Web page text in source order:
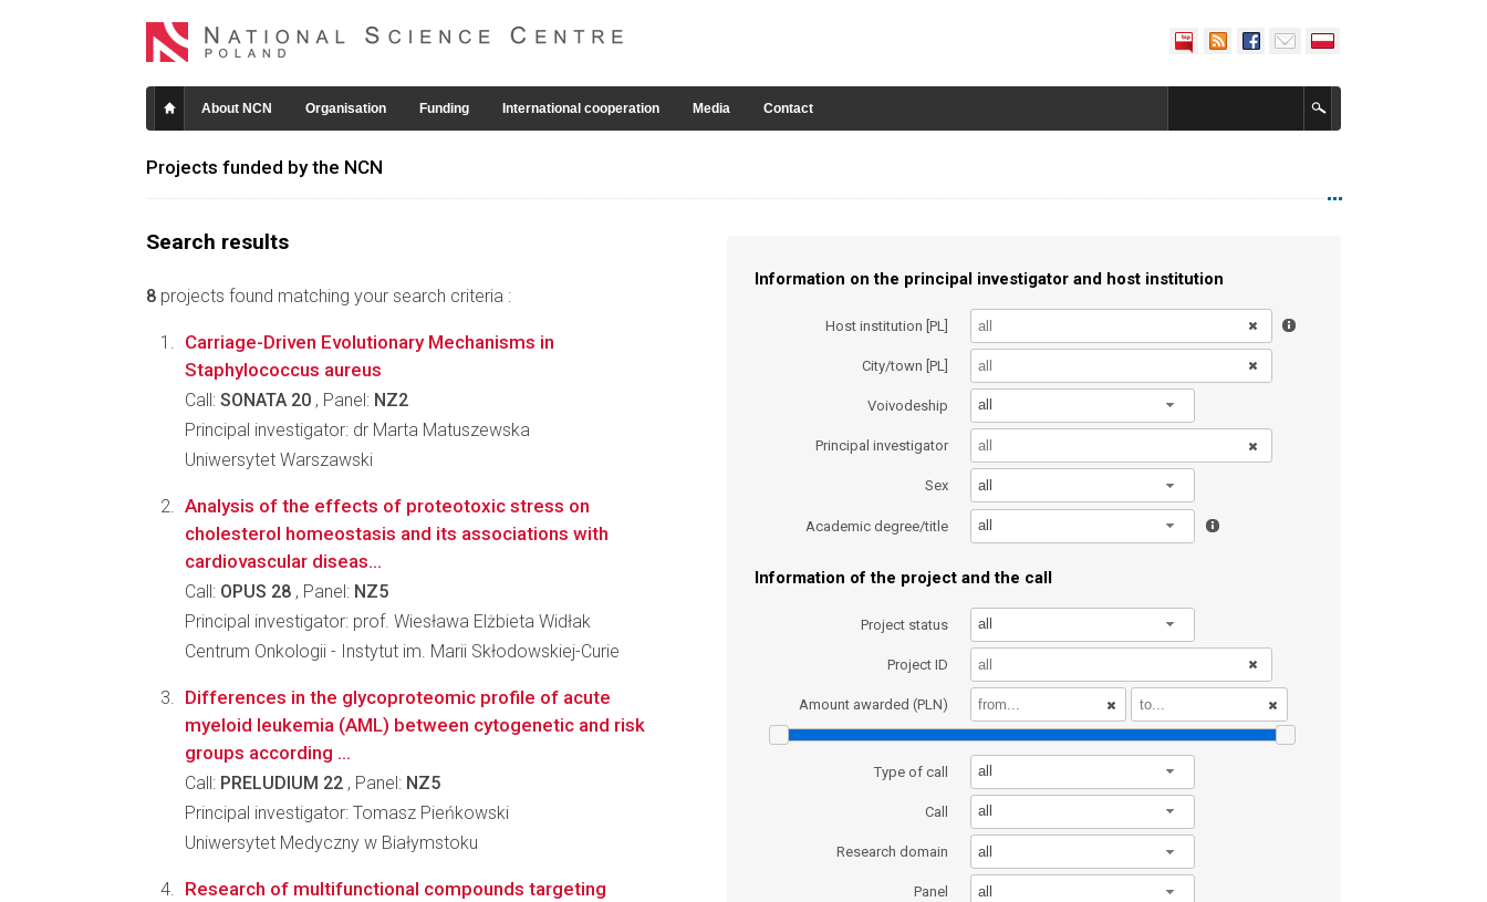
About NCN Organisation Funding International cooperation Media Contact
Projects funded by the NCN
Search results
8 projects found matching your search criteria :
Information on the principal investigator and host institution
Host institution [PL]
City/town [PL]
Voivodeship all
Principal investigator
Sex all
Academic degree/title all
Information of the project and the call
Project status all
Project ID
Amount awarded (PLN)
Type of call all
Call all
Research domain all
Panel all
Carriage-Driven Evolutionary Mechanisms in
Staphylococcus aureus
Call: SONATA 20 , Panel: NZ2
Principal investigator: dr Marta Matuszewska
Uniwersytet Warszawski
Analysis of the effects of proteotoxic stress on
cholesterol homeostasis and its associations with
cardiovascular diseas...
Call: OPUS 28 , Panel: NZ5
Principal investigator: prof. Wiesława Elżbieta Widłak
Centrum Onkologii - Instytut im. Marii Skłodowskiej-Curie
Differences in the glycoproteomic profile of acute
myeloid leukemia (AML) between cytogenetic and risk
groups according ...
Call: PRELUDIUM 22 , Panel: NZ5
Principal investigator: Tomasz Pieńkowski
Uniwersytet Medyczny w Białymstoku
Research of multifunctional compounds targeting